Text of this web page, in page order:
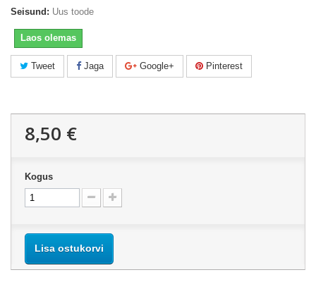
Seisund: Uus toode
Laos olemas
Tweet Jaga Google+ Pinterest
8,50 €
Kogus
Lisa ostukorvi